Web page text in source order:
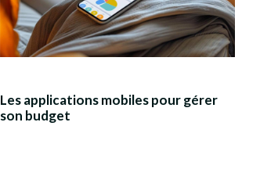
Les applications mobiles pour gérer
son budget